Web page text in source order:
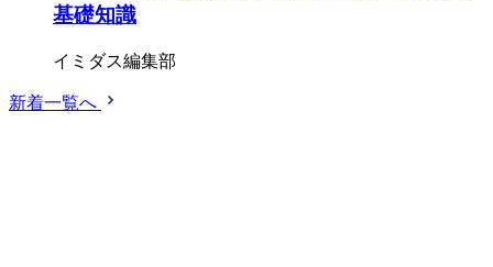
基礎知識
イミダス編集部
新着一覧へ